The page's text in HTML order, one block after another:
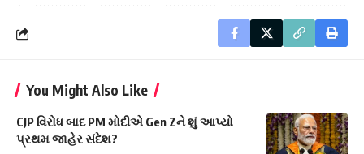
You Might Also Like
CJP વિરોધ બાદ PM મોદીએ Gen Zને શું આપ્યો
પ્રથમ જાહેર સંદેશ?